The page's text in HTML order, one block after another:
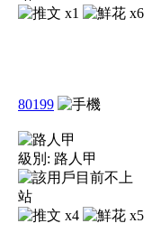
x1 x6
80199
級別: 路人甲
x4 x5